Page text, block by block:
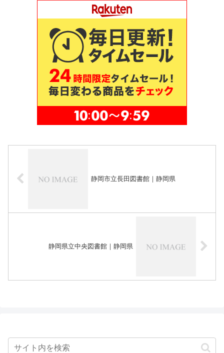
静岡市立長田図書館｜静岡県
静岡県立中央図書館｜静岡県